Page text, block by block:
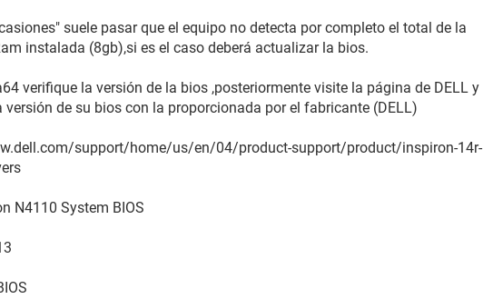
suele pasar que el equipo no detecta por completo el total de la
instalada (8gb),si es el caso deberá actualizar la bios.
verifique la versión de la bios ,posteriormente visite la página de DELL y
versión de su bios con la proporcionada por el fabricante (DELL)
support/home/us/en/04/product-support/product/inspiron-14r-
N4110 System BIOS